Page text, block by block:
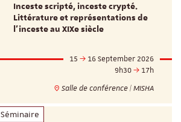
Inceste scripté, inceste crypté.
Littérature et représentations de
l’inceste au XIXe siècle
15
16 September 2026
9h30
17h
Salle de conférence | MISHA
Séminaire